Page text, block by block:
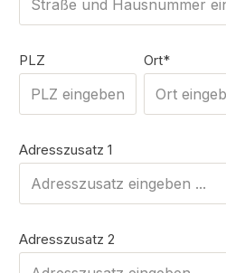
PLZ Ort*
Adresszusatz 1
Adresszusatz 2